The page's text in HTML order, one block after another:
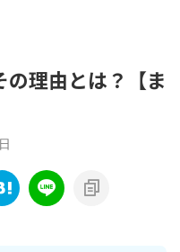
理由とは？【ま